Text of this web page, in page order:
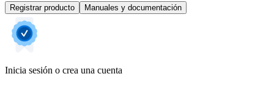
Registrar producto Manuales y documentación
Inicia sesión o crea una cuenta